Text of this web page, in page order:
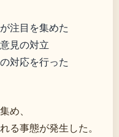
注目を集めた
見の対立
対応を行った
め、
る事態が発生した。